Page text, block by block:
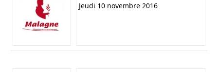
Jeudi 10 novembre 2016